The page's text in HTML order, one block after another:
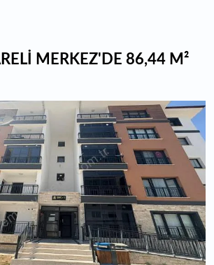
MERKEZ'DE 86,44 M²